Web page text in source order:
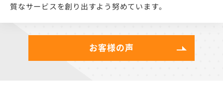
質なサービスを創り出すよう努めています。
お客様の声